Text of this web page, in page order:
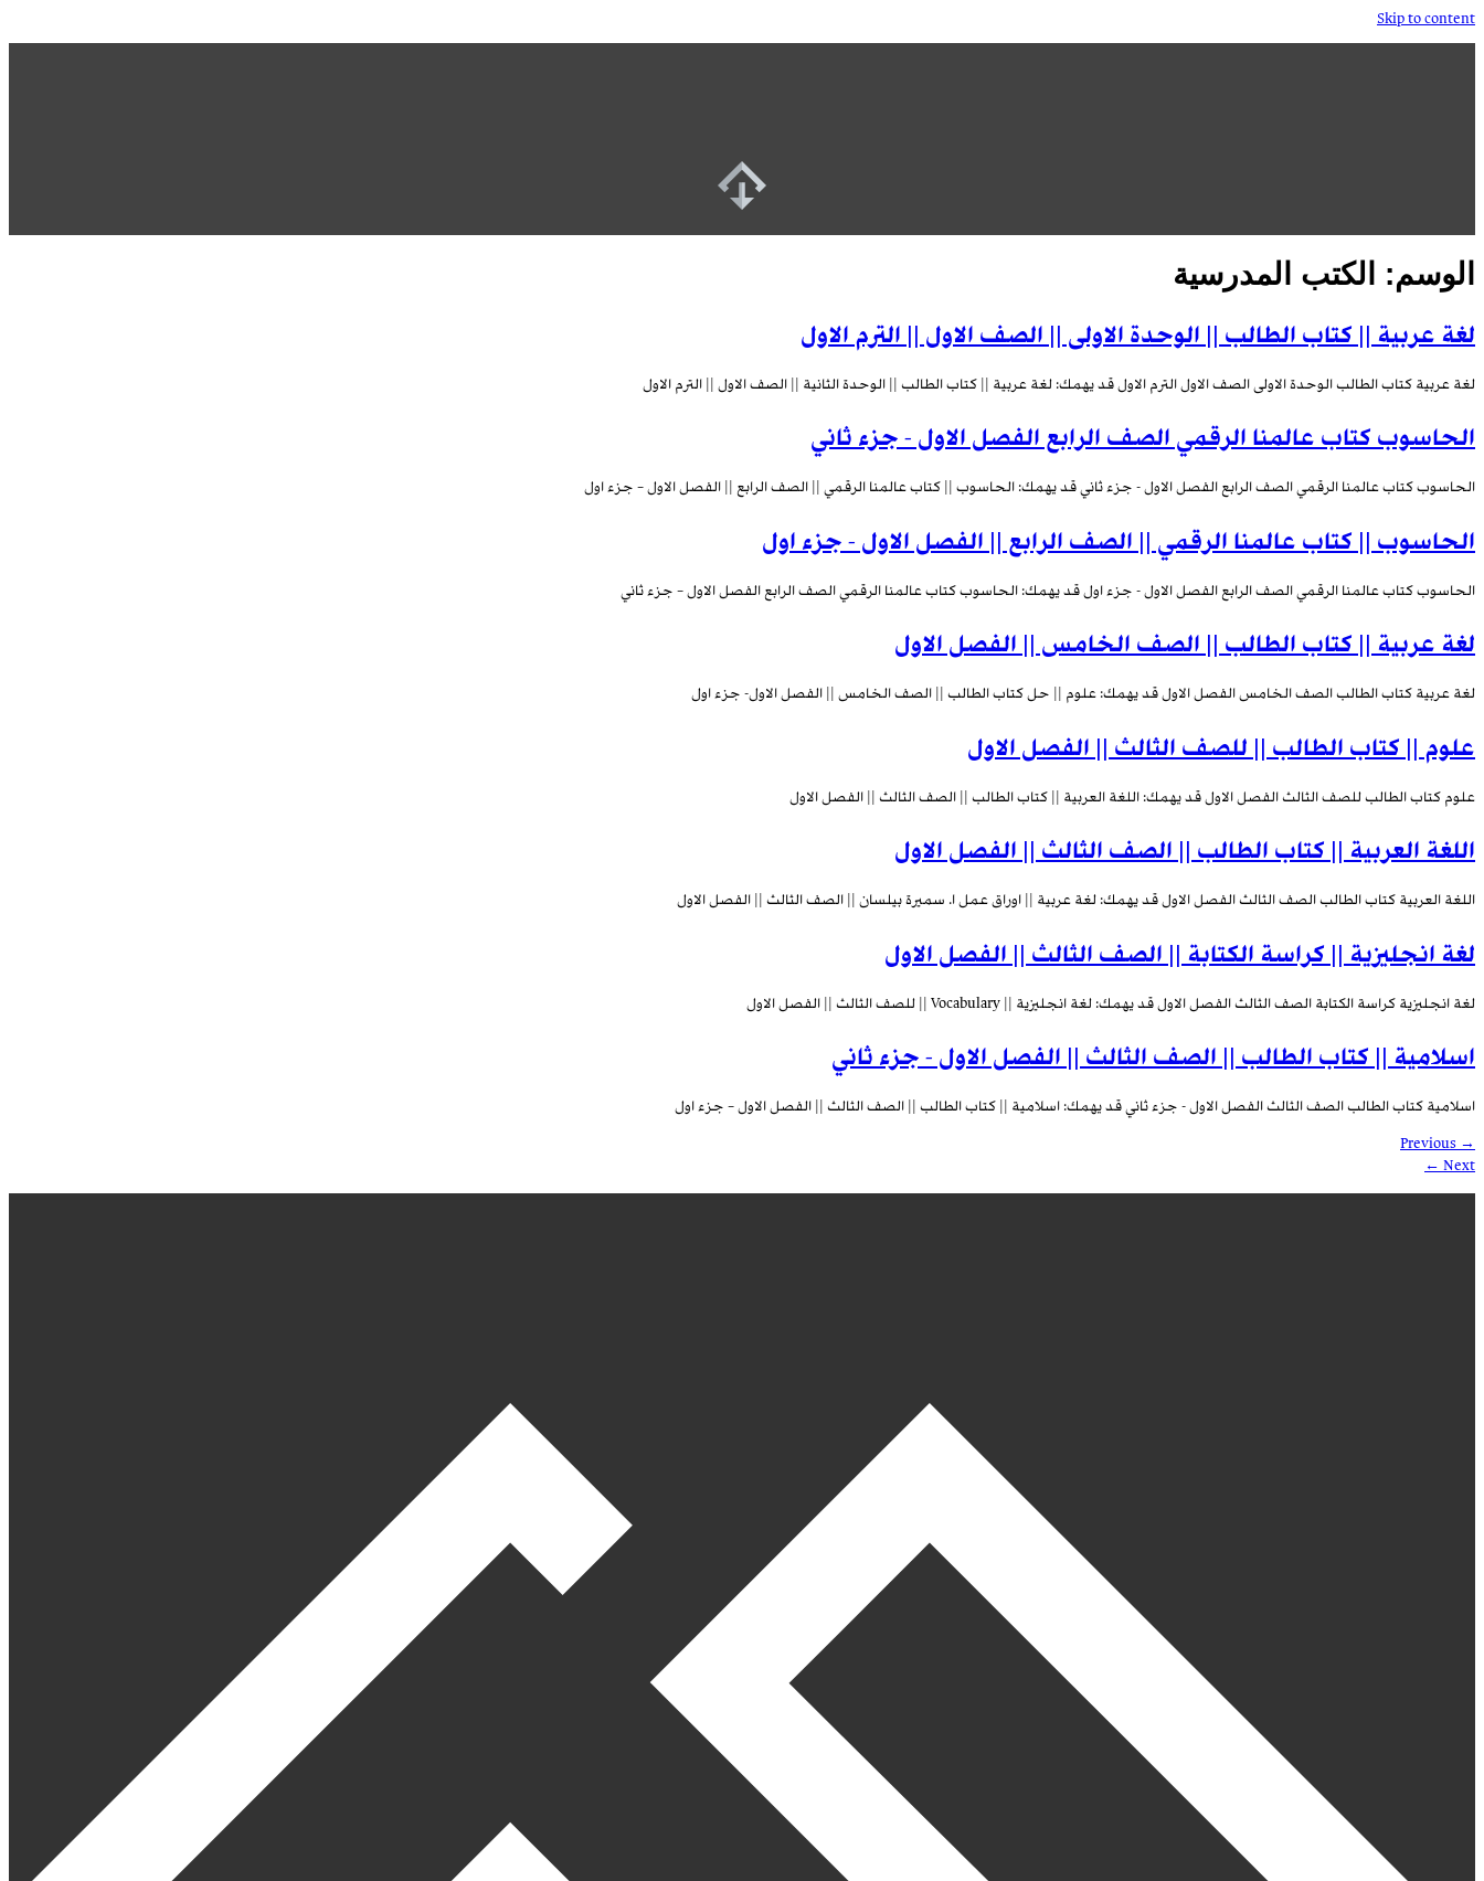
Skip to content
الوسم: الكتب المدرسية
لغة عربية || كتاب الطالب || الوحدة الاولى || الصف الاول || الترم الاول
لغة عربية كتاب الطالب الوحدة الاولى الصف الاول الترم الاول قد يهمك: لغة عربية || كتاب الطالب || الوحدة الثانية || الصف الاول || الترم الاول
الحاسوب كتاب عالمنا الرقمي الصف الرابع الفصل الاول - جزء ثاني
الحاسوب كتاب عالمنا الرقمي الصف الرابع الفصل الاول - جزء ثاني قد يهمك: الحاسوب || كتاب عالمنا الرقمي || الصف الرابع || الفصل الاول – جزء اول
الحاسوب || كتاب عالمنا الرقمي || الصف الرابع || الفصل الاول - جزء اول
الحاسوب كتاب عالمنا الرقمي الصف الرابع الفصل الاول - جزء اول قد يهمك: الحاسوب كتاب عالمنا الرقمي الصف الرابع الفصل الاول – جزء ثاني
لغة عربية || كتاب الطالب || الصف الخامس || الفصل الاول
لغة عربية كتاب الطالب الصف الخامس الفصل الاول قد يهمك: علوم || حل كتاب الطالب || الصف الخامس || الفصل الاول- جزء اول
علوم || كتاب الطالب || للصف الثالث || الفصل الاول
علوم كتاب الطالب للصف الثالث الفصل الاول قد يهمك: اللغة العربية || كتاب الطالب || الصف الثالث || الفصل الاول
اللغة العربية || كتاب الطالب || الصف الثالث || الفصل الاول
اللغة العربية كتاب الطالب الصف الثالث الفصل الاول قد يهمك: لغة عربية || اوراق عمل ا. سميرة بيلسان || الصف الثالث || الفصل الاول
لغة انجليزية || كراسة الكتابة || الصف الثالث || الفصل الاول
لغة انجليزية كراسة الكتابة الصف الثالث الفصل الاول قد يهمك: لغة انجليزية || Vocabulary || للصف الثالث || الفصل الاول
اسلامية || كتاب الطالب || الصف الثالث || الفصل الاول - جزء ثاني
اسلامية كتاب الطالب الصف الثالث الفصل الاول - جزء ثاني قد يهمك: اسلامية || كتاب الطالب || الصف الثالث || الفصل الاول – جزء اول
→
Previous
Next
←